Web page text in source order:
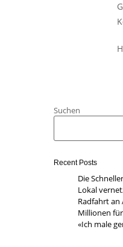
Suchen
Recent Posts
Die
Lokal
Radfahrt
Millionen
«Ich male